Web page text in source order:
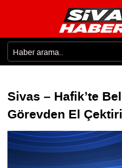
Sivas – Hafik’te
Görevden El